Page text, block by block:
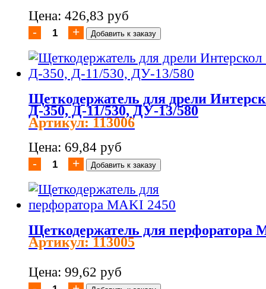
Цена: 426,83 руб
Щеткодержатель для дрели
Д-350, Д-11/530, ДУ-13/580
Артикул: 113006
Цена: 69,84 руб
Щеткодержатель для перфоратора
Артикул: 113005
Цена: 99,62 руб